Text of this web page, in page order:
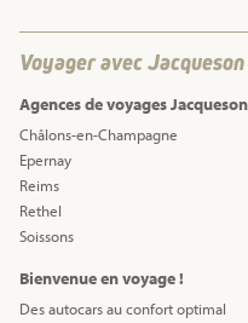
Voyager avec
Agences de voyages
Châlons-en-Champagne
Epernay
Reims
Rethel
Soissons
Bienvenue en voyage !
Des autocars au confort optimal